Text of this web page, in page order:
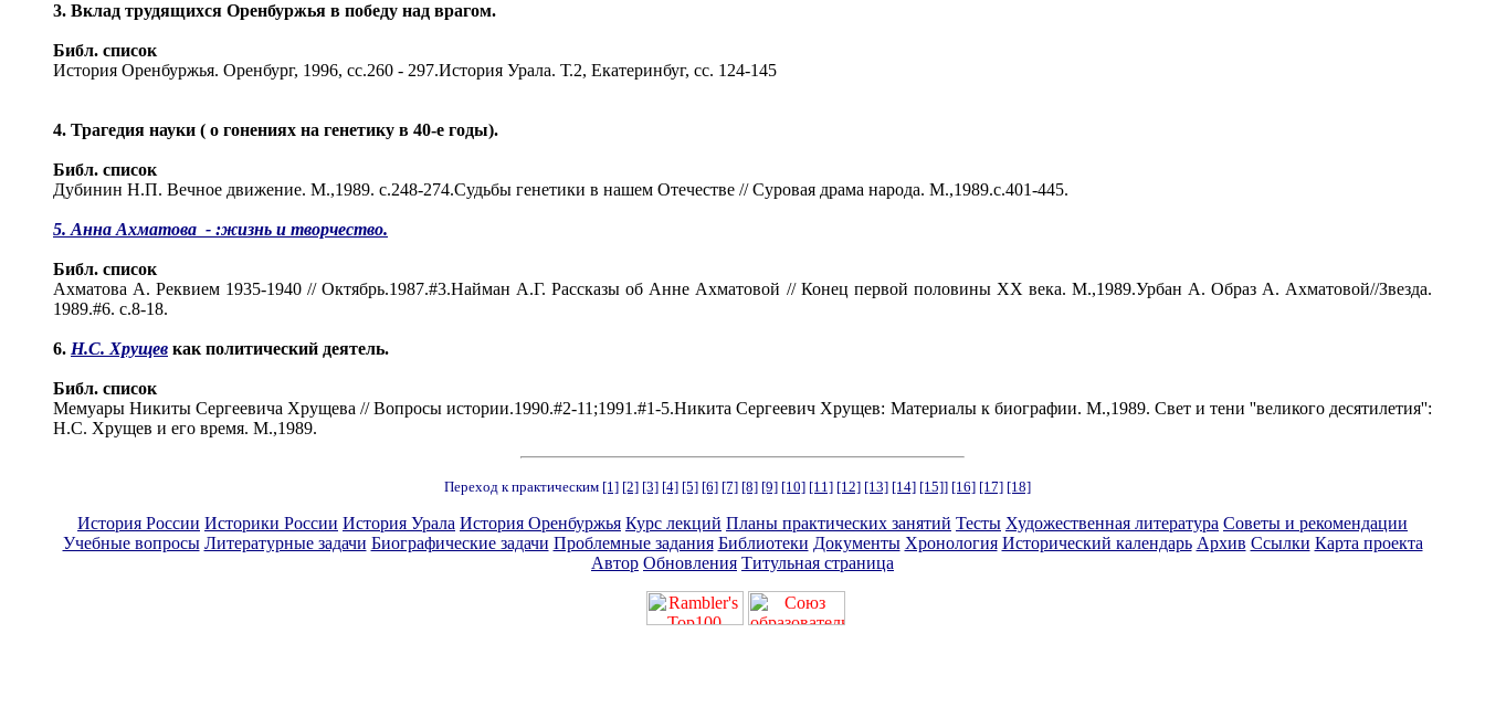
3. Вклад трудящихся Оренбуржья в победу над врагом.
Библ. список
История Оренбуржья. Оренбург, 1996, сс.260 - 297.История Урала. Т.2, Екатеринбуг, сс. 124-145
4. Трагедия науки ( о гонениях на генетику в 40-е годы).
Библ. список
Дубинин Н.П. Вечное движение. М.,1989. с.248-274.Судьбы генетики в нашем Отечестве // Суровая драма народа. М.,1989.с.401-445.
5. Анна Ахматова - :жизнь и творчество.
Библ. список
Ахматова А. Реквием 1935-1940 // Октябрь.1987.#3.Найман А.Г. Рассказы об Анне Ахматовой // Конец первой половины ХХ века. М.,1989.Урбан А. Образ А. Ахматовой//Звезда.
1989.#6. c.8-18.
6. Н.С. Хрущев как политический деятель.
Библ. список
Мемуары Никиты Сергеевича Хрущева // Вопросы истории.1990.#2-11;1991.#1-5.Никита Сергеевич Хрущев: Материалы к биографии. М.,1989. Свет и тени ''великого десятилетия'':
Н.С. Хрущев и его время. М.,1989.
Переход к практическим [1] [2] [3] [4] [5] [6] [7] [8] [9] [10] [11] [12] [13] [14] [15]] [16] [17] [18]
История России Историки России История Урала История Оренбуржья Курс лекций Планы практических занятий Тесты Художественная литература Советы и рекомендации
Учебные вопросы Литературные задачи Биографические задачи Проблемные задания Библиотеки Документы Хронология Исторический календарь Архив Ссылки Карта проекта
Автор Обновления Титульная страница